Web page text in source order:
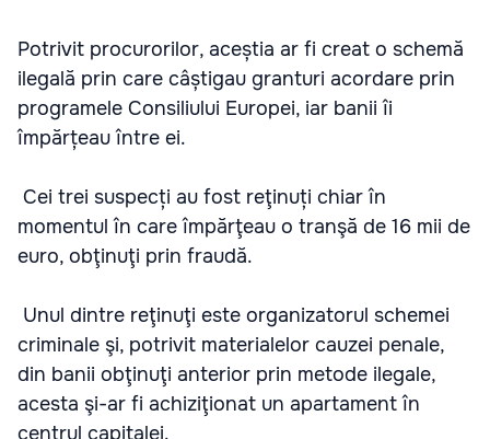
Potrivit procurorilor, aceștia ar fi creat o schemă
ilegală prin care câștigau granturi acordare prin
programele Consiliului Europei, iar banii îi
împărțeau între ei.
Cei trei suspecți au fost reţinuți chiar în
momentul în care împărţeau o tranşă de 16 mii de
euro, obţinuţi prin fraudă.
Unul dintre reţinuţi este organizatorul schemei
criminale şi, potrivit materialelor cauzei penale,
din banii obţinuţi anterior prin metode ilegale,
acesta şi-ar fi achiziţionat un apartament în
centrul capitalei.